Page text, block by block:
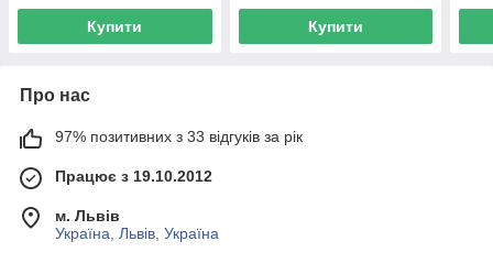
Купити Купити
Про нас
97% позитивних з 33 відгуків за рік
Працює з 19.10.2012
м. Львів
Україна, Львів, Україна